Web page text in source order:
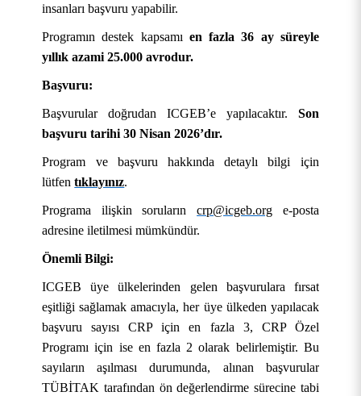
KURUMSAL
Hakkımızda
Misyon, Vizyon ve Temel Değerler
Tanıtım Filmi
Kurumsal Kimlik
Mevzuat
Rektör
Rektör Yardımcıları
Rektör Danışmanları
Genel Sekreter
Stratejik Yönetim
Stratejik Plan
2022-2026 Stratejik Planı
Stratejik Plan Değerlendirme Raporları
İdare Faaliyet Raporu
Performans Raporları
Yönetim Modelleri
Yönetişim Modeli
Değişim Yönetimi Modeli
Politikalarımız
Koordinatörlükler-
AKADEMİK
Fakülteler
Mühendislik ve Doğa Bilimleri Fakültesi
Sağlık Bilimleri Fakültesi
Sanat Tasarım ve Mimarlık Fakültesi
Meslek Yüksekokulları
Akçadağ Meslek Yüksekokulu
Arapgir Meslek Yüksekokulu
Yüksekokullar
Sivil Havacılık Yüksekokulu
Rektörlüğe Bağlı Birimler
Öğrenci İşleri Bilgi Sistemi
OBS (Öğrenci ve Akademisyen Girişi)
OBS ( Bölüm Başkanı Girişi)
Öğrenci Toplulukları Otomasyonu
Mezun Bilgi Sistemi
Akademik Takvim
ARAŞTIRMA
Uygulama ve Araştırma Merkezleri
Arı ve Arı Ürünleri Geliştirme Uygulama ve
Araştırma Merkezi
Araştırma Koordinatörlüğü
Bilimsel Araştırma Projeleri Koordinasyon Birimi
İDARİ
Genel Sekreterlik
Bilgi İşlem Daire Başkanlığı
E-HİZMET
Üniversite Bilgi Yönetim Sistemi (ÜBYS)
KAMPÜSTE YAŞAM
insanları başvuru yapabilir.
Programın destek kapsamı en fazla 36 ay süreyle
yıllık azami 25.000 avrodur.
Başvuru:
Başvurular doğrudan ICGEB’e yapılacaktır. Son
başvuru tarihi 30 Nisan 2026’dır.
Program ve başvuru hakkında detaylı bilgi için
lütfentıklayınız.
Programa ilişkin sorularıncrp@icgeb.org e-posta
adresine iletilmesi mümkündür.
Önemli Bilgi:
ICGEB üye ülkelerinden gelen başvurulara fırsat
eşitliği sağlamak amacıyla, her üye ülkeden yapılacak
başvuru sayısı CRP için en fazla 3, CRP Özel
Programı için ise en fazla 2 olarak belirlemiştir. Bu
sayıların aşılması durumunda, alınan başvurular
TÜBİTAK tarafından ön değerlendirme sürecine tabi